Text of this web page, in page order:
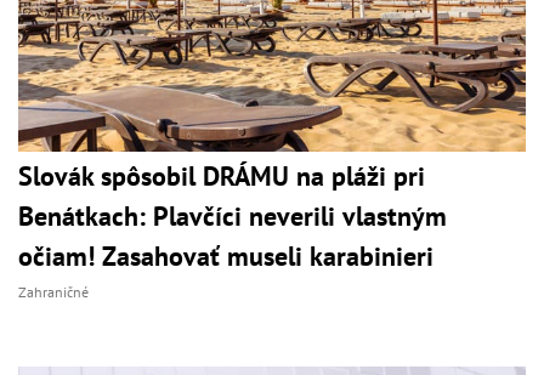
Slovák spôsobil DRÁMU na pláži pri
Benátkach: Plavčíci neverili vlastným
očiam! Zasahovať museli karabinieri
Zahraničné